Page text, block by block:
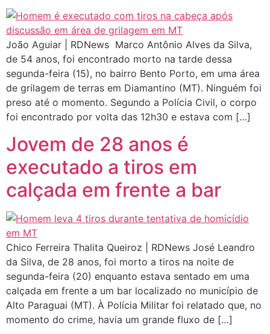
João Aguiar | RDNews Marco Antônio Alves da Silva,
de 54 anos, foi encontrado morto na tarde dessa
segunda-feira (15), no bairro Bento Porto, em uma área
de grilagem de terras em Diamantino (MT). Ninguém foi
preso até o momento. Segundo a Polícia Civil, o corpo
foi encontrado por volta das 12h30 e estava com […]
Jovem de 28 anos é
executado a tiros em
calçada em frente a bar
Chico Ferreira Thalita Queiroz | RDNews José Leandro
da Silva, de 28 anos, foi morto a tiros na noite de
segunda-feira (20) enquanto estava sentado em uma
calçada em frente a um bar localizado no município de
Alto Paraguai (MT). À Polícia Militar foi relatado que, no
momento do crime, havia um grande fluxo de […]